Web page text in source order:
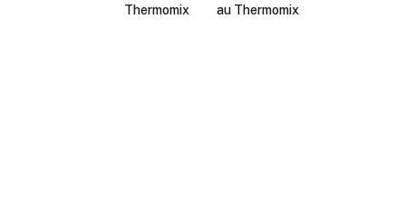
Thermomix
au Thermomix